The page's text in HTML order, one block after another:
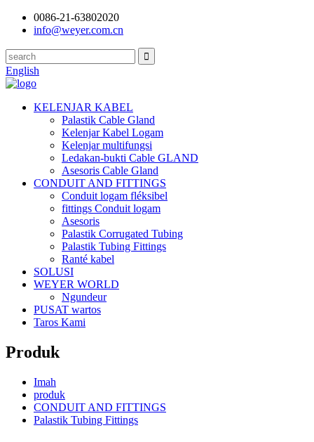
0086-21-63802020
info@weyer.com.cn
English
KELENJAR KABEL
Palastik Cable Gland
Kelenjar Kabel Logam
Kelenjar multifungsi
Ledakan-bukti Cable GLAND
Asesoris Cable Gland
CONDUIT AND FITTINGS
Conduit logam fléksibel
fittings Conduit logam
Asesoris
Palastik Corrugated Tubing
Palastik Tubing Fittings
Ranté kabel
SOLUSI
WEYER WORLD
Ngundeur
PUSAT wartos
Taros Kami
Produk
Imah
produk
CONDUIT AND FITTINGS
Palastik Tubing Fittings